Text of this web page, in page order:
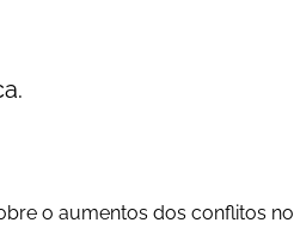
o aumentos dos conflitos no